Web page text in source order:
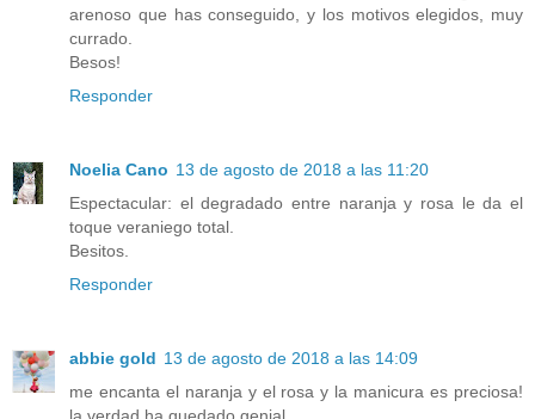
arenoso que has conseguido, y los motivos elegidos, muy
currado.
Besos!
Responder
Noelia Cano 13 de agosto de 2018 a las 11:20
Espectacular: el degradado entre naranja y rosa le da el
toque veraniego total.
Besitos.
Responder
abbie gold 13 de agosto de 2018 a las 14:09
me encanta el naranja y el rosa y la manicura es preciosa!